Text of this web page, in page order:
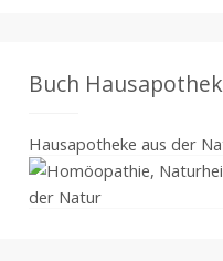
Buch
Hausapotheke aus der